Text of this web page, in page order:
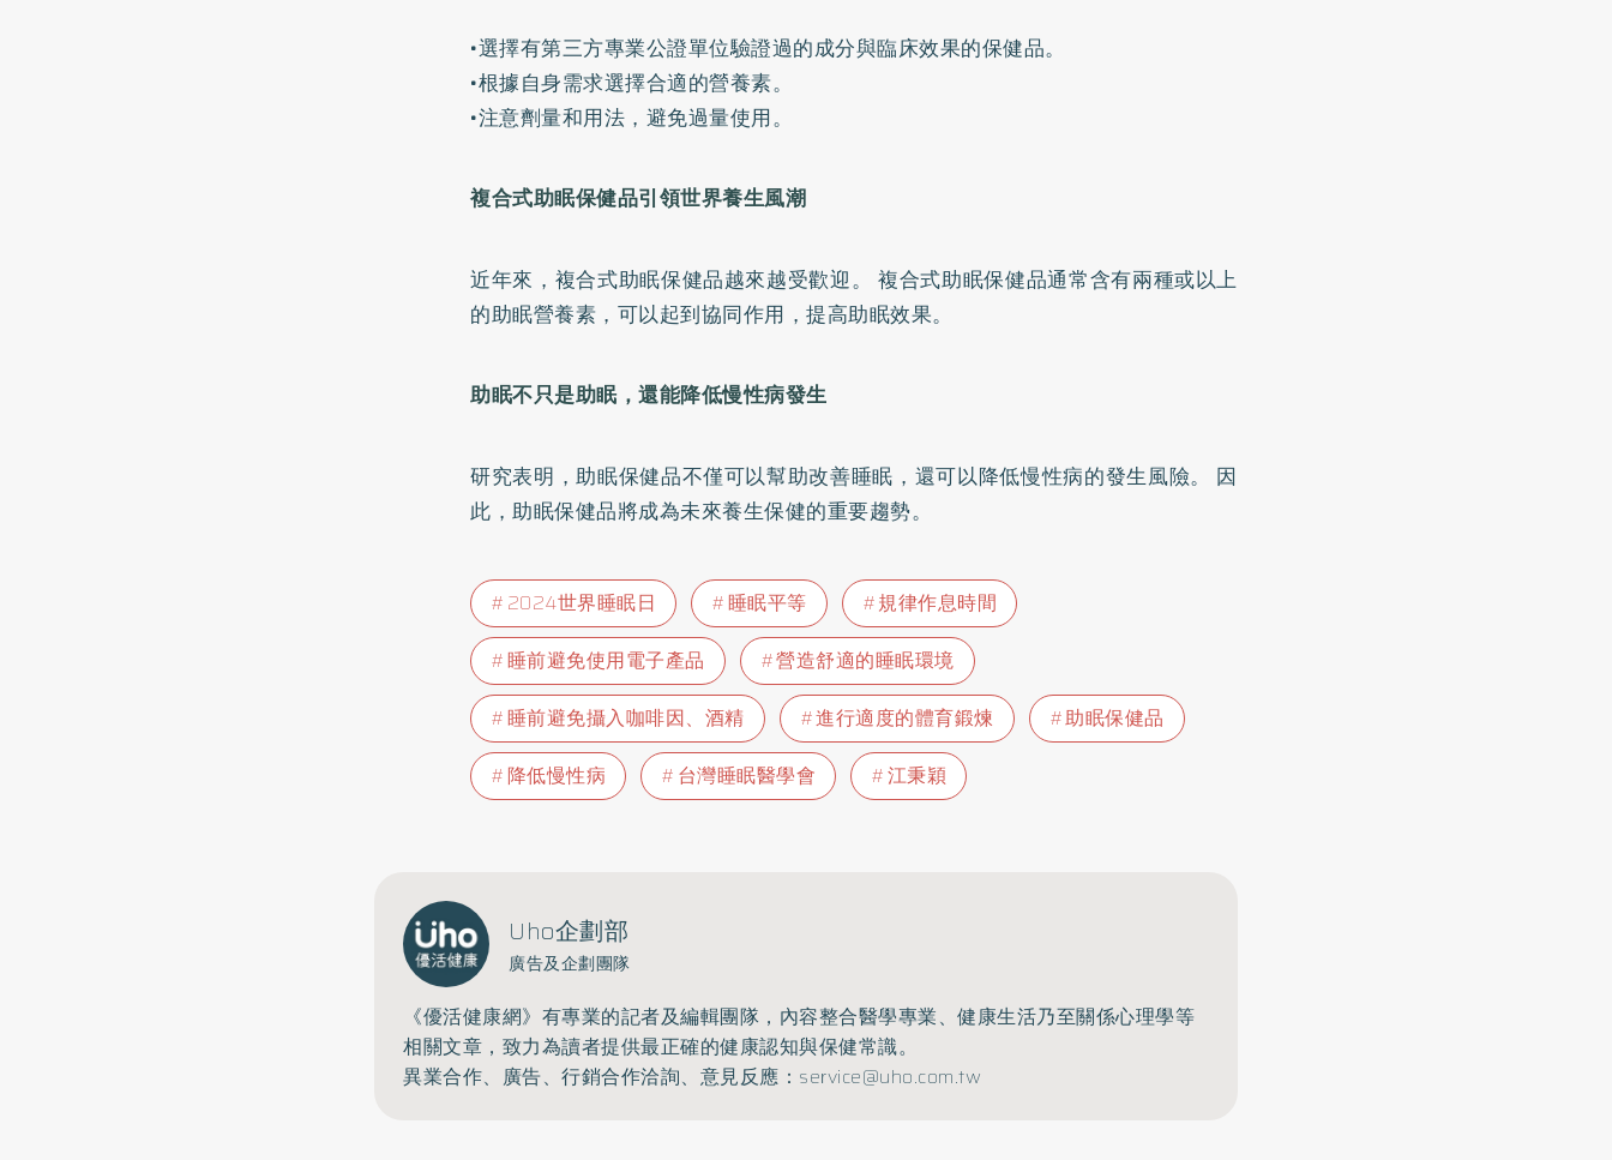
•選擇有第三方專業公證單位驗證過的成分與臨床效果的保健品。
•根據自身需求選擇合適的營養素。
•注意劑量和用法，避免過量使用。
複合式助眠保健品引領世界養生風潮
近年來，複合式助眠保健品越來越受歡迎。 複合式助眠保健品通常含有兩種或以上
的助眠營養素，可以起到協同作用，提高助眠效果。
助眠不只是助眠，還能降低慢性病發生
研究表明，助眠保健品不僅可以幫助改善睡眠，還可以降低慢性病的發生風險。 因
此，助眠保健品將成為未來養生保健的重要趨勢。
2024世界睡眠日 睡眠平等
規律作息時間
睡前避免使用電子產品
營造舒適的睡眠環境
睡前避免攝入咖啡因、酒精
進行適度的體育鍛煉
助眠保健品
降低慢性病
台灣睡眠醫學會 江秉穎
Uho企劃部
廣告及企劃團隊
《優活健康網》有專業的記者及編輯團隊，內容整合醫學專業、健康生活乃至關係心理學等
相關文章，致力為讀者提供最正確的健康認知與保健常識。
異業合作、廣告、行銷合作洽詢、意見反應： service@uho.com.tw